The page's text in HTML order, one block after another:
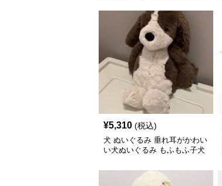
¥5,310 (税込)
犬 ぬいぐるみ 垂れ耳がかわい
い犬ぬいぐるみ もふもふ子犬